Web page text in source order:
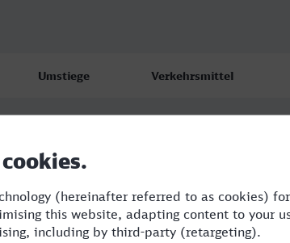
Umstiege Verkehrsmittel